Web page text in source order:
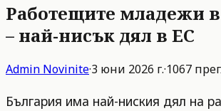
Работещите младежи
– най-нисък дял в ЕС
Admin Novinite·3 юни 2026 г.·1067
България има най-ниския дял на